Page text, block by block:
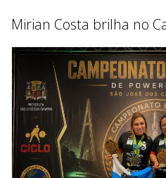
Mirian Costa brilha no